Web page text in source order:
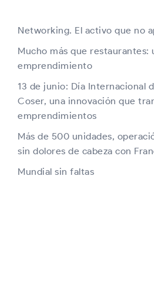
Networking. El activo que no
Mucho más que restaurantes:
emprendimiento
13 de junio: Día Internacional
Coser, una innovación que
emprendimientos
Más de 500 unidades,
sin dolores de cabeza con
Mundial sin faltas